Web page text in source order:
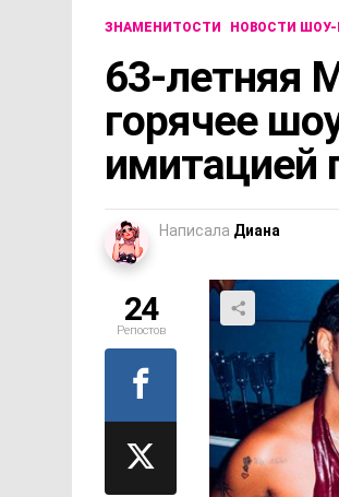
ЗНАМЕНИТОСТИ НОВОСТИ
63-летняя
горячее
имитацией
Написала Диана
24
Репостов